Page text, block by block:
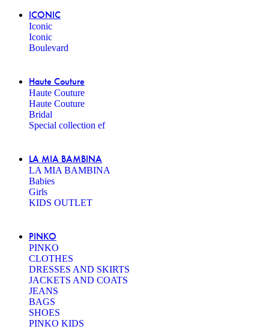
ICONIC
Iconic
Iconic
Boulevard
Haute Couture
Haute Couture
Haute Couture
Bridal
Special collection ef
LA MIA BAMBINA
LA MIA BAMBINA
Babies
Girls
KIDS OUTLET
PINKO
PINKO
CLOTHES
DRESSES AND SKIRTS
JACKETS AND COATS
JEANS
BAGS
SHOES
PINKO KIDS